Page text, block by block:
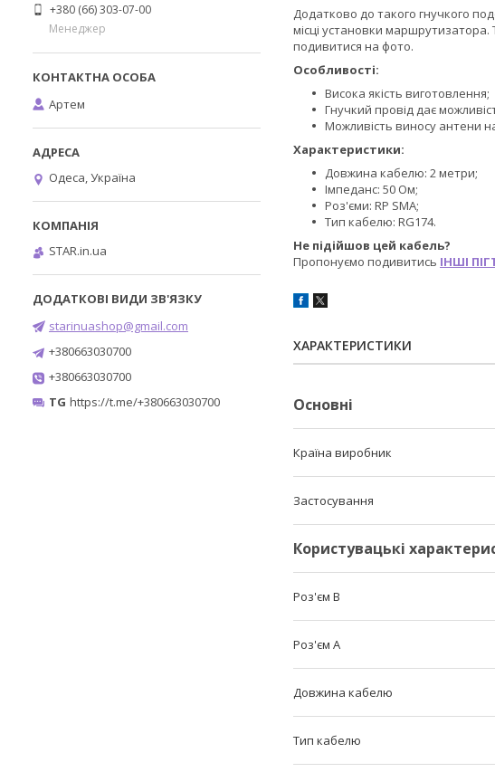
Додатково до такого гнучкого
місці установки
подивитися на фото.
Особливості:
Висока якість виготовлення;
Гнучкий провід дає
Можливість виносу антени
Характеристики:
Довжина кабелю: 2 метри;
Імпеданс: 50 Ом;
Роз'єми: RP SMA;
Тип кабелю: RG174.
Не підійшов цей кабель?
Пропонуємо подивитись ІНШІ
ХАРАКТЕРИСТИКИ
Основні
Країна виробник
Застосування
Користувацькі
Роз'єм B
Роз'єм A
Довжина кабелю
Тип кабелю
+380 (66) 303-07-00
Менеджер
Артем
Одеса, Україна
STAR.in.ua
starinuashop@gmail.com
+380663030700
+380663030700
TG https://t.me/+380663030700